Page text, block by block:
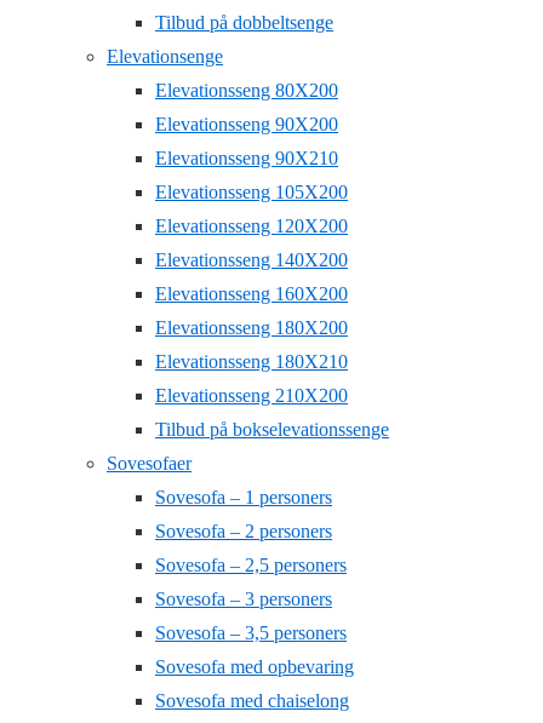
Tilbud på dobbeltsenge
Elevationsenge
Elevationsseng 80X200
Elevationsseng 90X200
Elevationsseng 90X210
Elevationsseng 105X200
Elevationsseng 120X200
Elevationsseng 140X200
Elevationsseng 160X200
Elevationsseng 180X200
Elevationsseng 180X210
Elevationsseng 210X200
Tilbud på bokselevationssenge
Sovesofaer
Sovesofa – 1 personers
Sovesofa – 2 personers
Sovesofa – 2,5 personers
Sovesofa – 3 personers
Sovesofa – 3,5 personers
Sovesofa med opbevaring
Sovesofa med chaiselong